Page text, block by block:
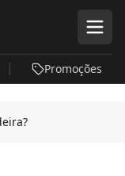
Promoções